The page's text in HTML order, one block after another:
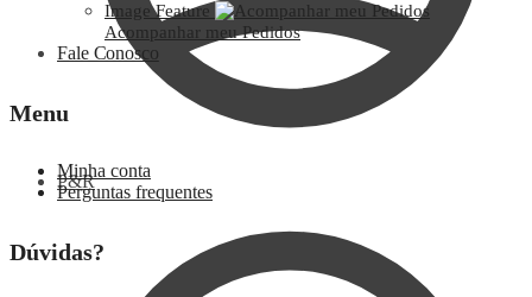
P&R
Image Feature
Acompanhar meu Pedidos
Fale Conosco
Menu
Minha conta
Perguntas frequentes
Dúvidas?